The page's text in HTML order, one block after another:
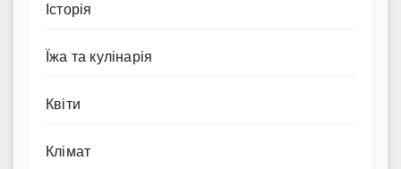
Історія
Їжа та кулінарія
Квіти
Клімат